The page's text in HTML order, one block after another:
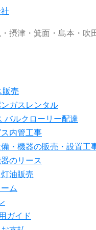
摂津・箕面・島本・吹
販売
ガスレンタル
バルクローリー配達
内管工事
備・機器の販売・設置工
のリース
油販売
ム
ガイド